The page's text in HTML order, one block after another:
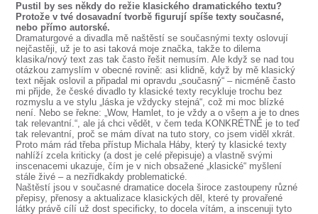
Pustil by ses někdy do režie klasického dramatického textu?
Protože v tvé dosavadní tvorbě figurují spíše texty současné,
nebo přímo autorské.
Dramaturgové a divadla mě naštěstí se současnými texty oslovují
nejčastěji, už je to asi taková moje značka, takže to dilema
klasika/nový text zas tak často řešit nemusím. Ale když se nad tou
otázkou zamyslím v obecné rovině: asi klidně, když by mě klasický
text nějak oslovil a připadal mi opravdu „současný“ – nicméně často
mi přijde, že české divadlo ty klasické texty recykluje trochu bez
rozmyslu a ve stylu „láska je vždycky stejná“, což mi moc blízké
není. Nebo se řekne: „Wow, Hamlet, to je vždy a o všem a je to dnes
tak relevantní.“, ale já chci vědět, v čem teda KONKRÉTNĚ je to teď
tak relevantní, proč se mám dívat na tuto story, co jsem viděl xkrát.
Proto mám rád třeba přístup Michala Háby, který ty klasické texty
nahlíží zcela kriticky (a dost je celé přepisuje) a vlastně svými
inscenacemi ukazuje, čím je v nich obsažené „klasické“ myšlení
stále živé – a nezřídkakdy problematické.
Naštěstí jsou v současné dramatice docela široce zastoupeny různé
přepisy, přenosy a aktualizace klasických děl, které ty provařené
látky právě cílí už dost specificky, to docela vítám, a inscenuji tyto